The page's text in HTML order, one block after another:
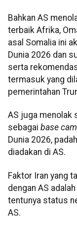
Bahkan AS
terbaik Afrika,
asal Somalia ini
Dunia 2026 dan
serta
termasuk yang
pemerintahan
AS juga menolak
sebagai base
Dunia 2026,
diadakan di AS.
Faktor Iran yang
dengan AS
tentunya status
AS.